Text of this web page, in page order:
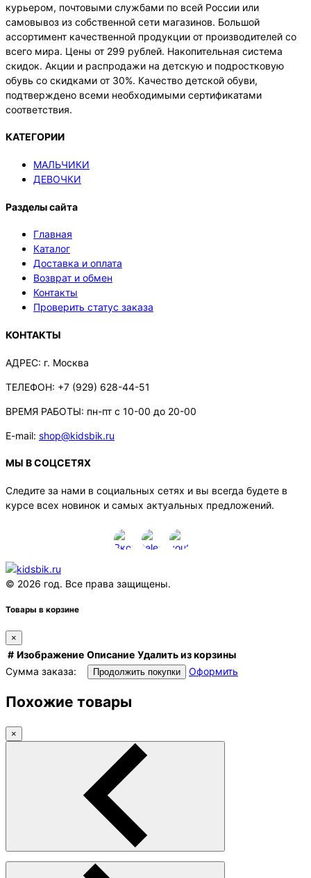
курьером, почтовыми службами по всей России или
самовывоз из собственной сети магазинов. Большой
ассортимент качественной продукции от производителей со
всего мира. Цены от 299 рублей. Накопительная система
скидок. Акции и распродажи на детскую и подростковую
обувь со скидками от 30%. Качество детской обуви,
подтверждено всеми необходимыми сертификатами
соответствия.
КАТЕГОРИИ
МАЛЬЧИКИ
ДЕВОЧКИ
Разделы сайта
Главная
Каталог
Доставка и оплата
Возврат и обмен
Контакты
Проверить статус заказа
КОНТАКТЫ
АДРЕС: г. Москва
ТЕЛЕФОН: +7 (929) 628-44-51
ВРЕМЯ РАБОТЫ: пн-пт с 10-00 до 20-00
E-mail: shop@kidsbik.ru
МЫ В СОЦСЕТЯХ
Следите за нами в социальных сетях и вы всегда будете в
курсе всех новинок и самых актуальных предложений.
© 2026 год. Все права защищены.
Товары в корзине
×
# Изображение Описание Удалить из корзины
Сумма заказа:
Продолжить покупки Оформить
Похожие товары
×